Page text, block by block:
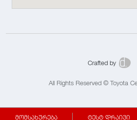
მომსახურება ტესტ დრაივი
All Rights Reserved © Toyota
Crafted by